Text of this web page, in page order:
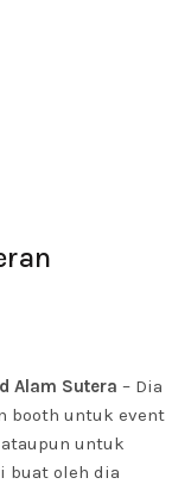
Alam Sutera – Dia
booth untuk event
untuk
buat oleh dia